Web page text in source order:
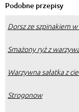
Podobne przepisy
Dorsz ze szpinakiem
Smażony ryż z
Warzywna sałatka z
Strogonow